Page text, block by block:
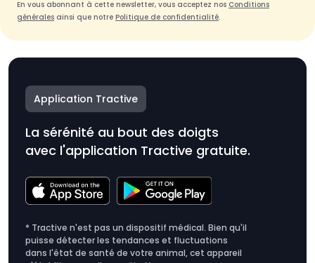
En vous abonnant à cette newsletter, vous acceptez nos Conditions
générales ainsi que notre Politique de confidentialité.
Application Tractive
La sérénité au bout des doigts
avec l'application Tractive gratuite.
* Tractive n'est pas un dispositif médical. Bien qu'il
puisse détecter les tendances et fluctuations
dans l'état de santé de votre animal, cet appareil